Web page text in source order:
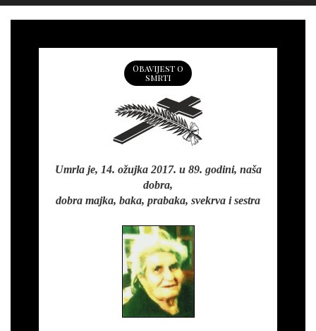
Obavijest o
smrti
Umrla je, 14. ožujka 2017. u 89. godini, naša
dobra,
dobra majka, baka, prabaka, svekrva i sestra